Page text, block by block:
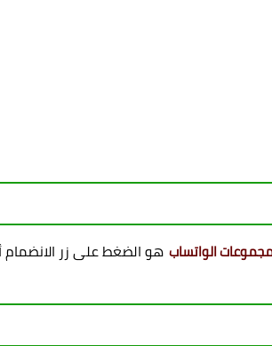
الواتساب هو الضغط على زر